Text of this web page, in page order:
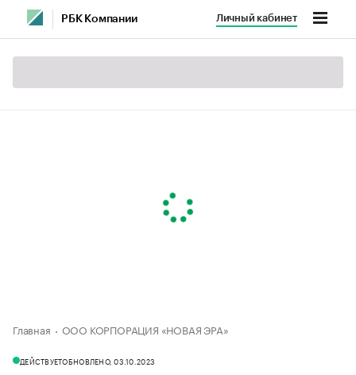
РБК Компании Личный кабинет
Главная ООО КОРПОРАЦИЯ «НОВАЯ ЭРА»
ДЕЙСТВУЕТОБНОВЛЕНО, 03.10.2023